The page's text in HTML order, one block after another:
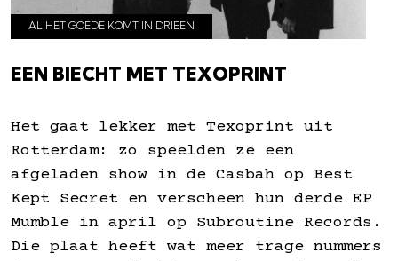
AL HET GOEDE KOMT IN DRIEËN
EEN BIECHT MET TEXOPRINT
Het gaat lekker met Texoprint uit
Rotterdam: zo speelden ze een
afgeladen show in de Casbah op Best
Kept Secret en verscheen hun derde EP
Mumble in april op Subroutine Records.
Die plaat heeft wat meer trage nummers